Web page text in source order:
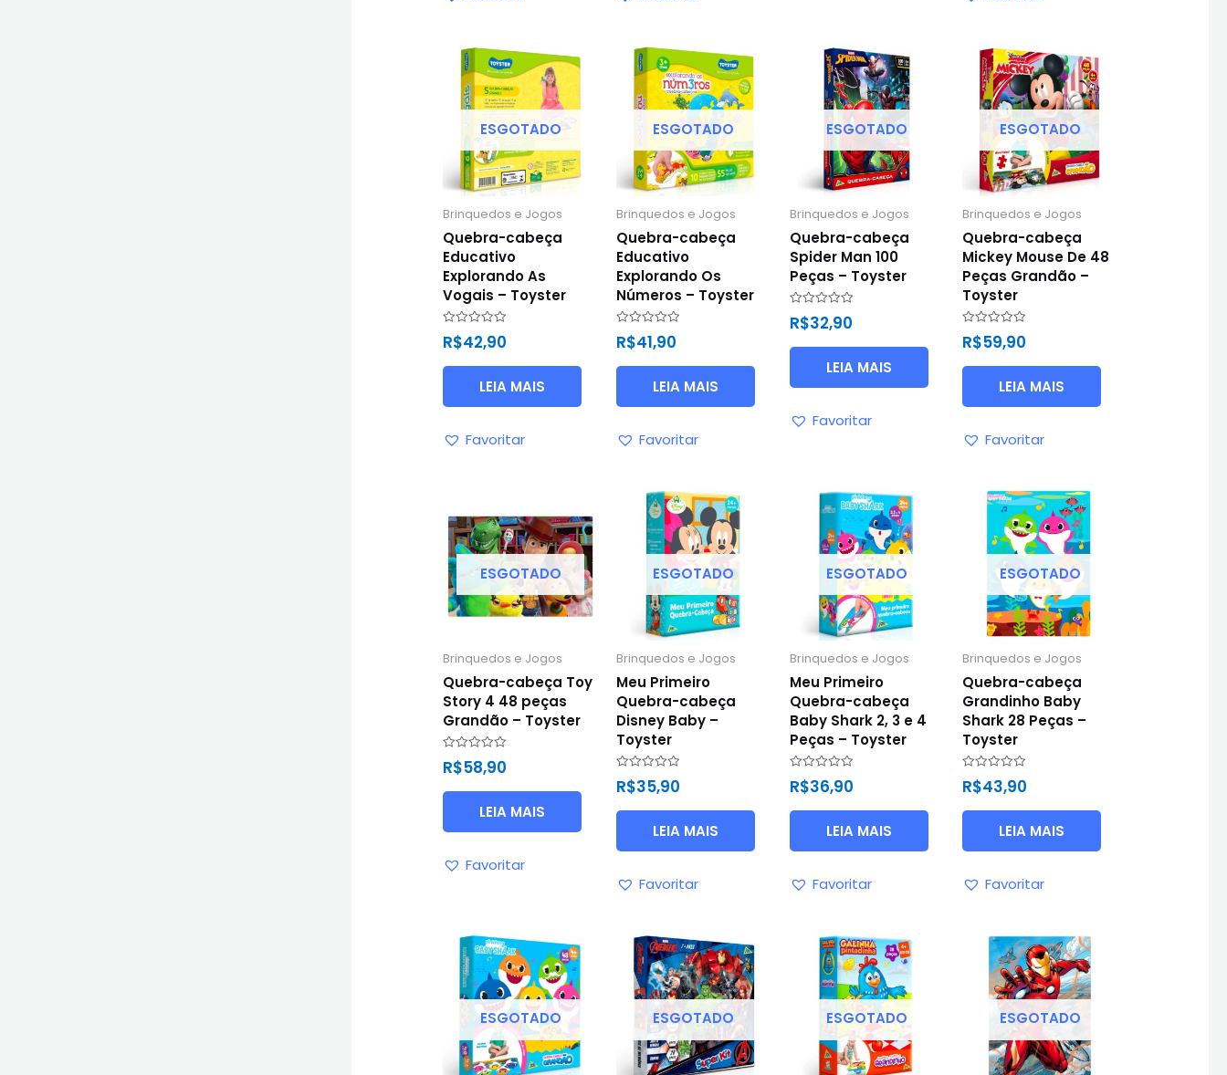
ESGOTADO
Brinquedos e Jogos
Quebra-cabeça
Educativo
Explorando As
Vogais – Toyster
Avaliação
0
5
R$42,90
LEIA MAIS
Favoritar
ESGOTADO
Brinquedos e Jogos
Quebra-cabeça
Educativo
Explorando Os
Números – Toyster
Avaliação
0
5
R$41,90
LEIA MAIS
Favoritar
ESGOTADO
Brinquedos e Jogos
Quebra-cabeça
Spider Man 100
Peças – Toyster
Avaliação
0
5
R$32,90
LEIA MAIS
Favoritar
ESGOTADO
Brinquedos e Jogos
Quebra-cabeça
Mickey Mouse De 48
Peças Grandão –
Toyster
Avaliação
0
5
R$59,90
LEIA MAIS
Favoritar
ESGOTADO
Brinquedos e Jogos
Quebra-cabeça Toy
Story 4 48 peças
Grandão – Toyster
Avaliação
0
5
R$58,90
LEIA MAIS
Favoritar
ESGOTADO
Brinquedos e Jogos
Meu Primeiro
Quebra-cabeça
Disney Baby –
Toyster
Avaliação
0
5
R$35,90
LEIA MAIS
Favoritar
ESGOTADO
Brinquedos e Jogos
Meu Primeiro
Quebra-cabeça
Baby Shark 2, 3 e 4
Peças – Toyster
Avaliação
0
5
R$36,90
LEIA MAIS
Favoritar
ESGOTADO
Brinquedos e Jogos
Quebra-cabeça
Grandinho Baby
Shark 28 Peças –
Toyster
Avaliação
0
5
R$43,90
LEIA MAIS
Favoritar
ESGOTADO ESGOTADO ESGOTADO ESGOTADO